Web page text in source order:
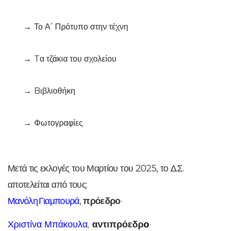
Το Α΄ Πρότυπο στην τέχνη
Tα τζάκια του σχολείου
Bιβλιοθήκη
Φωτογραφίες
Μετά τις εκλογές του Μαρτίου του 2025, το Δ.Σ.
αποτελείται από τους:
ΜανόληΓιαμπουρά,πρόεδρο·
Χριστίνα Μπάκουλα, αντιπρόεδρο·